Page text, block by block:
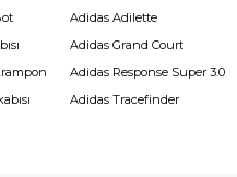
Adidas Adilette
Adidas Grand Court
Adidas Response Super 3.0
Adidas Tracefinder